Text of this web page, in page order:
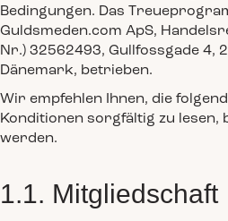
Bedingungen. Das
Guldsmeden.com ApS,
Nr.) 32562493, Gullfossgade 4,
Dänemark, betrieben.
Wir empfehlen Ihnen, die
Konditionen sorgfältig zu lesen,
werden.
1.1. Mitgliedschaft